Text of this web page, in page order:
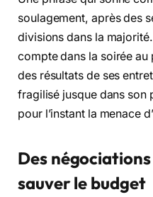
soulagement, après des
divisions dans la
compte dans la soirée
des résultats de ses
fragilisé jusque dans son
pour l’instant la menace
Des
sauver le budget